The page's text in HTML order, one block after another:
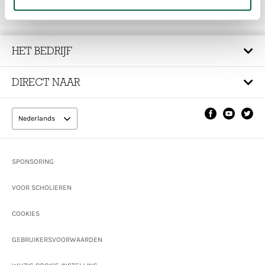
LinkedIn
HET BEDRIJF
DIRECT NAAR
Nederlands
Footer
SPONSORING
VOOR SCHOLIEREN
COOKIES
GEBRUIKERSVOORWAARDEN